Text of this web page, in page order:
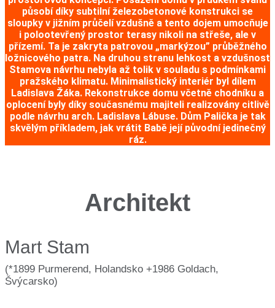
působí díky subtilní železobetonové konstrukci se
sloupky v jižním průčelí vzdušně a tento dojem umocňuje
i polootevřený prostor terasy nikoli na střeše, ale v
přízemí. Ta je zakryta patrovou „markýzou” průběžného
ložnicového patra. Na druhou stranu lehkost a vzdušnost
Stamova návrhu nebyla až tolik v souladu s podmínkami
pražského klimatu. Minimalistický interiér byl dílem
Ladislava Žáka. Rekonstrukce domu včetně chodníku a
oplocení byly díky současnému majiteli realizovány citlivě
podle návrhu arch. Ladislava Lábuse. Dům Palička je tak
skvělým příkladem, jak vrátit Babě její původní jedinečný
ráz.
Architekt
Mart Stam
(*1899 Purmerend, Holandsko +1986 Goldach,
Švýcarsko)